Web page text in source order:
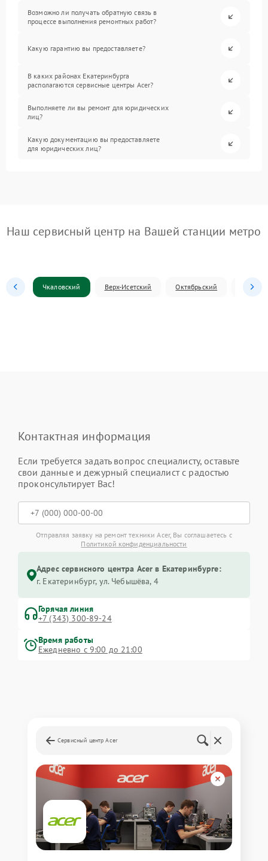
Возможно ли получать обратную связь в
процессе выполнения ремонтных работ?
Какую гарантию вы предоставляете?
В каких районах Екатеринбурга
располагаются сервисные центры Acer?
Выполняете ли вы ремонт для юридических
лиц?
Какую документацию вы предоставляете
для юридических лиц?
Наш сервисный центр на Вашей станции метро
Чкаловский Верх-Исетский Октябрьский
Контактная информация
Если требуется задать вопрос специалисту, оставьте
свои данные и дежурный специалист с радостью
проконсультирует Вас!
Отправляя заявку на ремонт техники Acer, Вы соглашаетесь с
Политикой конфиденциальности
Адрес сервисного центра Acer в Екатеринбурге:
г. Екатеринбург, ул. Чебышёва, 4
Горячая линия
+7 (343) 300-89-24
Время работы
Ежедневно с 9:00 до 21:00
Сервисный центр Acer